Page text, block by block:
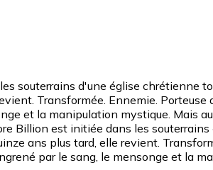
souterrains d'une église chrétienne
Transformée. Ennemie.
et la manipulation mystique. Mais
Billion est initiée dans les
ans plus tard, elle revient.
par le sang, le mensonge et la